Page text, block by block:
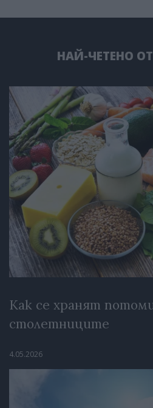
НАЙ-ЧЕТЕНО
Как се хранят
столетниците
4.05.2026